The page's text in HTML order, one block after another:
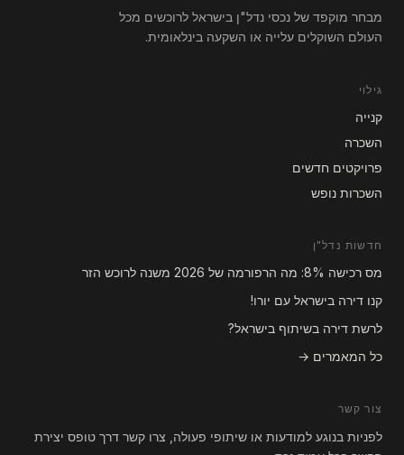
צפון-מערב
והחוף
₪2,250,000
3 חדרים · 72 m²